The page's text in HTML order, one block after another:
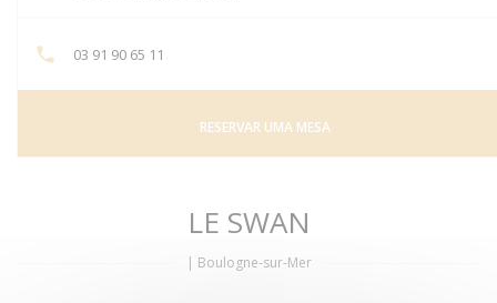
03 91 90 65 11
RESERVAR UMA MESA
LE SWAN
| Boulogne-sur-Mer